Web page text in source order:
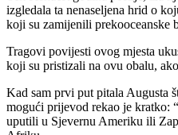
izgledala ta nenaseljena hrid o
koji su zamijenili prekooceanske
Tragovi povijesti ovog mjesta
koji su pristizali na ovu obalu,
Kad sam prvi put pitala Augusta
mogući prijevod rekao je kratko:
uputili u Sjevernu Ameriku ili